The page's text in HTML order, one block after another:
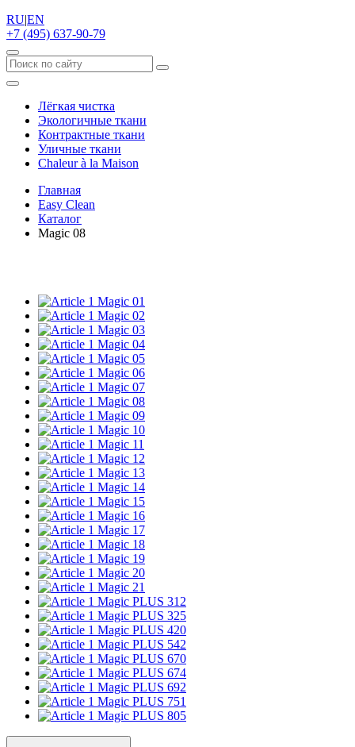
RU|EN
+7 (495) 637-90-79
Лёгкая чистка
Экологичные ткани
Контрактные ткани
Уличные ткани
Сhaleur à la Maison
Главная
Easy Clean
Каталог
Magic 08
Magic 01
Magic 02
Magic 03
Magic 04
Magic 05
Magic 06
Magic 07
Magic 08
Magic 09
Magic 10
Magic 11
Magic 12
Magic 13
Magic 14
Magic 15
Magic 16
Magic 17
Magic 18
Magic 19
Magic 20
Magic 21
Magic PLUS 312
Magic PLUS 325
Magic PLUS 420
Magic PLUS 542
Magic PLUS 670
Magic PLUS 674
Magic PLUS 692
Magic PLUS 751
Magic PLUS 805